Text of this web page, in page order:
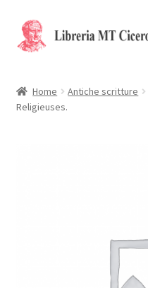
Vai
alla
Vai
al
Libri rari
Home Antiche scritture
Religieuses.